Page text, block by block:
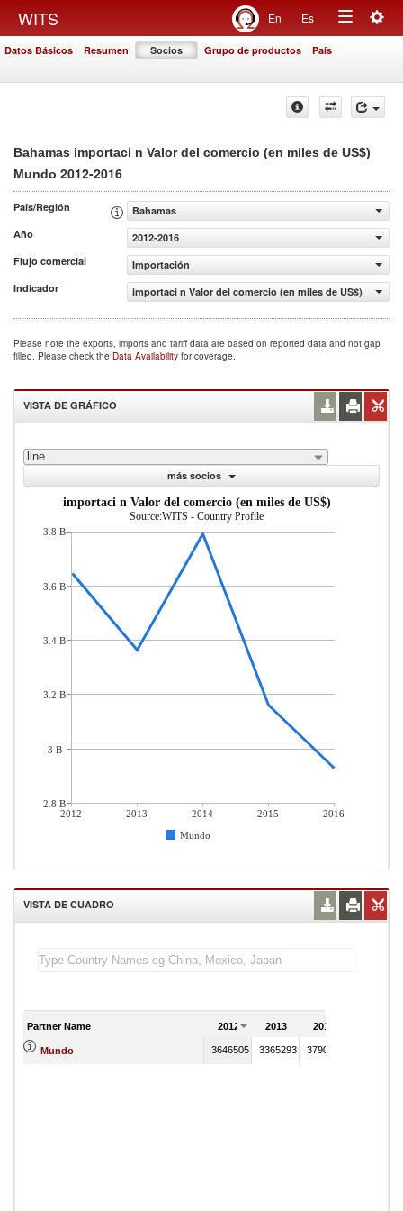
WITS En Es
Toggle
Datos Básicos Resumen Socios Grupo de productos País
Bahamas importaci n Valor del comercio (en miles de US$)
Mundo 2012-2016
País/Región
Bahamas
Año
2012-2016
Flujo comercial
Importación
Indicador
importaci n Valor del comercio (en miles de US$)
Please note the exports, imports and tariff data are based on reported data and not gap
filled. Please check the Data Availability for coverage.
VISTA DE GRÁFICO
line
más socios
importaci n Valor del comercio (en miles de US$)
Source:WITS - Country Profile
2012 2013 2014 2015
2016
Mundo
3.8 B
3.6 B
3.4 B
3.2 B
3 B
2.8 B
VISTA DE CUADRO
Partner Name 2012 2013 2014
Mundo 3646505 3365293 3790365